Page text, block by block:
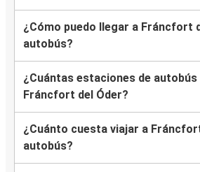
¿Cómo puedo llegar a Fráncfort
autobús?
¿Cuántas estaciones de autobús
Fráncfort del Óder?
¿Cuánto cuesta viajar a
autobús?